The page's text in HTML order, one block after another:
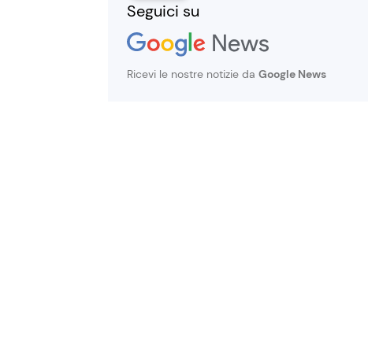
Seguici su
Ricevi le nostre notizie da Google News